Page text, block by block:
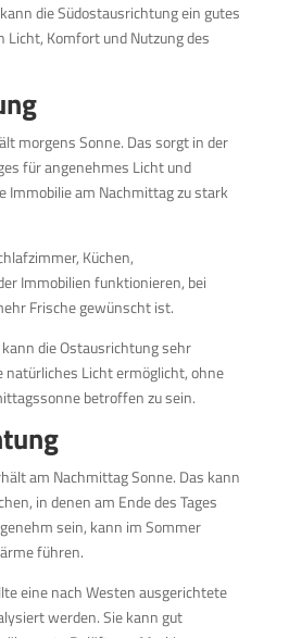
die Südostausrichtung ein gutes
Licht, Komfort und Nutzung des
morgens Sonne. Das sorgt in der
für angenehmes Licht und
Immobilie am Nachmittag zu stark
Küchen,
Immobilien funktionieren, bei
Frische gewünscht ist.
die Ostausrichtung sehr
natürliches Licht ermöglicht, ohne
betroffen zu sein.
am Nachmittag Sonne. Das kann
in denen am Ende des Tages
sein, kann im Sommer
führen.
eine nach Westen ausgerichtete
werden. Sie kann gut